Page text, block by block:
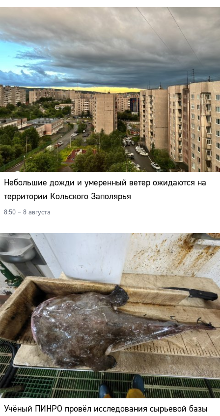
Небольшие дожди и умеренный ветер ожидаются на
территории Кольского Заполярья
8:50 – 8 августа
Учёный ПИНРО провёл исследования сырьевой базы